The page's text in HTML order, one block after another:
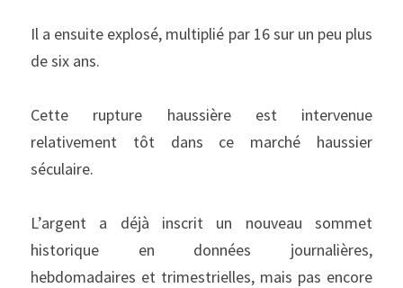
Il a ensuite explosé, multiplié par 16 sur un peu plus
de six ans.
Cette rupture haussière est intervenue
relativement tôt dans ce marché haussier
séculaire.
L’argent a déjà inscrit un nouveau sommet
historique en données journalières,
hebdomadaires et trimestrielles, mais pas encore